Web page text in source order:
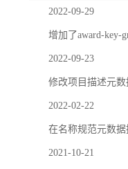
2022-09-29
增加了award-key-
2022-09-23
修改项目描述元
2022-02-22
在名称规范元数
2021-10-21